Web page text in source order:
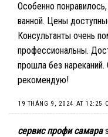
Особенно
ванной. Цены
Консультанты очень
профессиональны.
прошла без
рекомендую!
19 THÁNG 9, 2024 AT 12:25
сервис профи самара